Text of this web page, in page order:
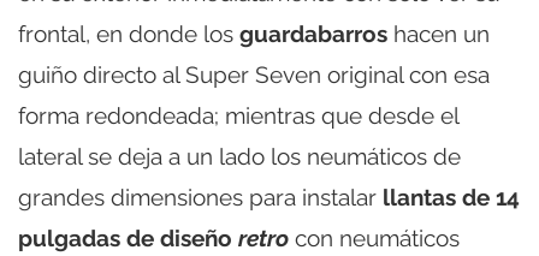
frontal, en donde los guardabarros hacen un
guiño directo al Super Seven original con esa
forma redondeada; mientras que desde el
lateral se deja a un lado los neumáticos de
grandes dimensiones para instalar llantas de 14
pulgadas de diseño retro con neumáticos